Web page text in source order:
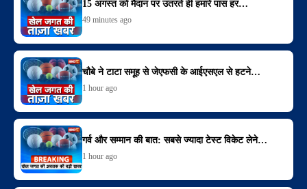
15 अगस्त को मैदान पर उतरते ही हमारे पास हर…
49 minutes ago
चौबे ने टाटा समूह से जेएफसी के आईएसएल से हटने…
1 hour ago
गर्व और सम्मान की बात: सबसे ज्यादा टेस्ट विकेट लेने…
1 hour ago